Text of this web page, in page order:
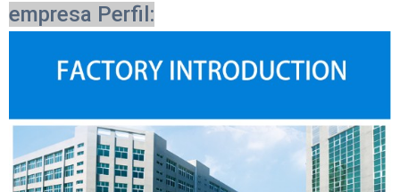
empresa Perfil: